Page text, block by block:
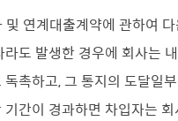
연계대출계약에 관하여
라도 발생한 경우에 회사는
독촉하고, 그 통지의 도달일
기간이 경과하면 차입자는